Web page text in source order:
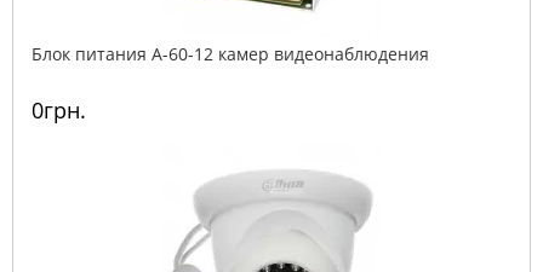
Блок питания A-60-12 камер видеонаблюдения
0грн.